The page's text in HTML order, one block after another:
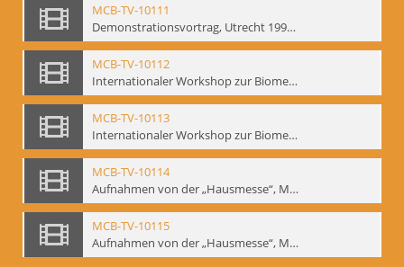
MCB-TV-10111
Demonstrationsvortrag, Utrecht 1991 (2) - Interne Signatur: BM-vid-18
MCB-TV-10112
Internationaler Workshop zur Biomechanik, GITIS, Moskau, Januar 1993 (Bd.1) - Interne Signatur: BM-vid-19
MCB-TV-10113
Internationaler Workshop zur Biomechanik, GITIS, Moskau, Januar 1993 (Bd.2) - Interne Signatur: BM-vid-20
MCB-TV-10114
Aufnahmen von der „Hausmesse“, Mime Centrum Berlin, 1994. Ausstellung und Veranstaltungsreihe anlässlich des 120. Geburtstages von W. E. Meyerhold im Mime Centrum Berlin, Februar 1994 (Bd. 1) - Interne Signatur: BM-vid-21
MCB-TV-10115
Aufnahmen von der „Hausmesse“, Mime Centrum Berlin, 1994. Ausstellung und Veranstaltungsreihe anlässlich des 120. Geburtstages von W. E. Meyerhold im Mime Centrum Berlin, Februar 1994 (Bd. 2) - Interne Signatur: BM-vid-22